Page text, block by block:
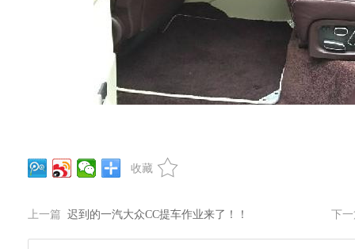
收藏
上一篇 迟到的一汽大众CC提车作业来了！！ 下